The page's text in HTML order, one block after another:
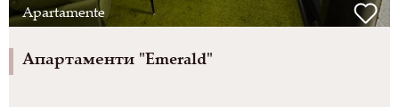
Apartamente
Апартаменти "Emerald"